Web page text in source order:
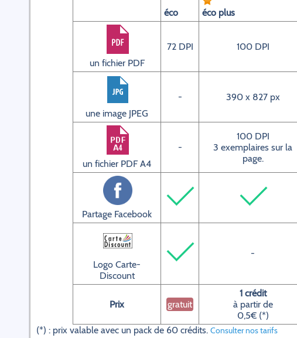
éco éco plus
un fichier PDF
72 DPI 100 DPI
une image JPEG
- 390 x 827 px
un fichier PDF A4
-
100 DPI
3 exemplaires sur la
page.
Partage Facebook
Logo Carte-
Discount
-
Prix gratuit
1 crédit
à partir de
0,5€ (*)
(*) : prix valable avec un pack de 60 crédits. Consulter nos tarifs